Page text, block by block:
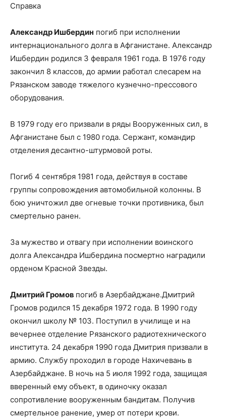
Справка
Александр Ишбердин погиб при исполнении
интернационального долга в Афганистане. Александр
Ишбердин родился 3 февраля 1961 года. В 1976 году
закончил 8 классов, до армии работал слесарем на
Рязанском заводе тяжелого кузнечно-прессового
оборудования.
В 1979 году его призвали в ряды Вооруженных сил, в
Афганистане был с 1980 года. Сержант, командир
отделения десантно-штурмовой роты.
Погиб 4 сентября 1981 года, действуя в составе
группы сопровождения автомобильной колонны. В
бою уничтожил две огневые точки противника, был
смертельно ранен.
За мужество и отвагу при исполнении воинского
долга Александра Ишбердина посмертно наградили
орденом Красной Звезды.
Дмитрий Громов погиб в Азербайджане.Дмитрий
Громов родился 15 декабря 1972 года. В 1990 году
окончил школу № 103. Поступил в училище и на
вечернее отделение Рязанского радиотехнического
института. 24 декабря 1990 года Дмитрия призвали в
армию. Службу проходил в городе Нахичевань в
Азербайджане. В ночь на 5 июля 1992 года, защищая
вверенный ему объект, в одиночку оказал
сопротивление вооруженным бандитам. Получив
смертельное ранение, умер от потери крови.